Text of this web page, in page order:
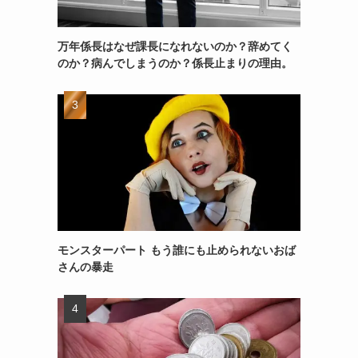
万年係長はなぜ課長になれないのか？辞めてく
のか？病んでしまうのか？係長止まりの理由。
モンスターパート もう誰にも止められないおば
さんの暴走